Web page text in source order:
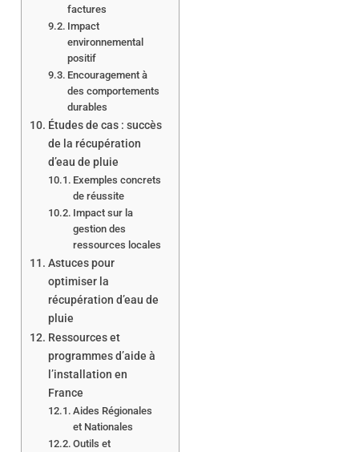
factures
Impact
environnemental
positif
Encouragement à
des comportements
durables
Études de cas : succès
de la récupération
d’eau de pluie
Exemples concrets
de réussite
Impact sur la
gestion des
ressources locales
Astuces pour
optimiser la
récupération d’eau de
pluie
Ressources et
programmes d’aide à
l’installation en
France
Aides Régionales
et Nationales
Outils et